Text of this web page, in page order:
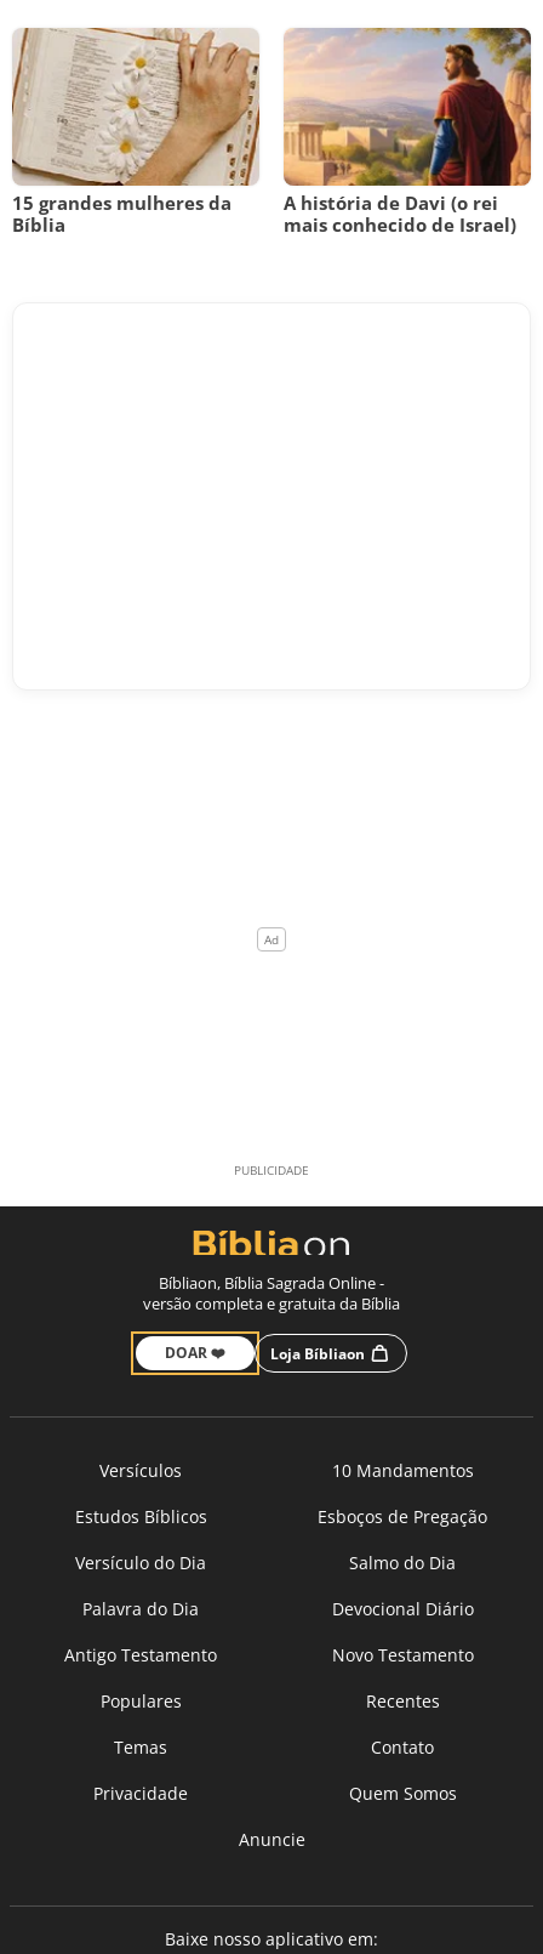
15 grandes mulheres da
Bíblia
A história de Davi (o rei
mais conhecido de Israel)
Bíbliaon, Bíblia Sagrada Online -
versão completa e gratuita da Bíblia
DOAR ❤️ Loja Bíbliaon
Versículos
10 Mandamentos
Estudos Bíblicos
Esboços de Pregação
Versículo do Dia
Salmo do Dia
Palavra do Dia
Devocional Diário
Antigo Testamento
Novo Testamento
Populares
Recentes
Temas
Contato
Privacidade
Quem Somos
Anuncie
Baixe nosso aplicativo em: